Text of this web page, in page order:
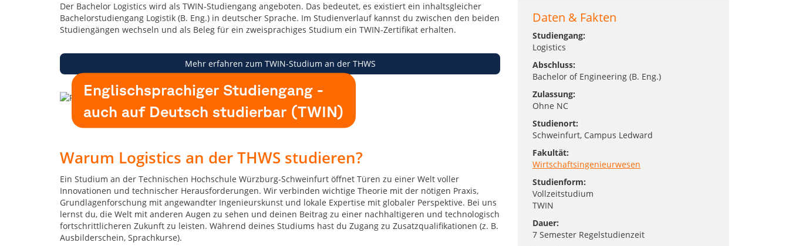
nach
dem
perfekten
Daten & Fakten
Studiengang:
Logistics
Abschluss:
Bachelor of Engineering (B. Eng.)
Zulassung:
Ohne NC
Studienort:
Schweinfurt, Campus Ledward
Fakultät:
Wirtschaftsingenieurwesen
Studienform:
Vollzeitstudium
TWIN
Dauer:
7 Semester Regelstudienzeit
Der Bachelor Logistics wird als TWIN-Studiengang angeboten. Das bedeutet, es existiert ein inhaltsgleicher
Bachelorstudiengang Logistik (B. Eng.) in deutscher Sprache. Im Studienverlauf kannst du zwischen den beiden
Studiengängen wechseln und als Beleg für ein zweisprachiges Studium ein TWIN-Zertifikat erhalten.
Mehr erfahren zum TWIN-Studium an der THWS
Englischsprachiger Studiengang -
auch auf Deutsch studierbar (TWIN)
Warum Logistics an der THWS studieren?
Ein Studium an der Technischen Hochschule Würzburg-Schweinfurt öffnet Türen zu einer Welt voller
Innovationen und technischer Herausforderungen. Wir verbinden wichtige Theorie mit der nötigen Praxis,
Grundlagenforschung mit angewandter Ingenieurskunst und lokale Expertise mit globaler Perspektive. Bei uns
lernst du, die Welt mit anderen Augen zu sehen und deinen Beitrag zu einer nachhaltigeren und technologisch
fortschrittlicheren Zukunft zu leisten. Während deines Studiums hast du Zugang zu Zusatzqualifikationen (z. B.
Ausbilderschein, Sprachkurse).